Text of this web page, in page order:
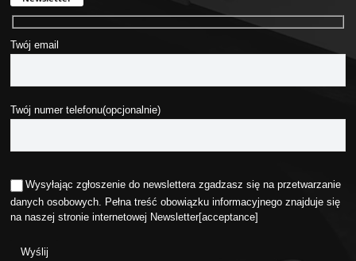
Twój email
Twój numer telefonu(opcjonalnie)
Wysyłając zgłoszenie do newslettera zgadzasz się na przetwarzanie
danych osobowych. Pełna treść obowiązku informacyjnego znajduje się
na naszej stronie internetowej Newsletter[acceptance]